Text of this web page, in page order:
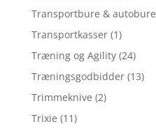
Transportbure & autobure
Transportkasser (1)
Træning og Agility (24)
Træningsgodbidder (13)
Trimmeknive (2)
Trixie (11)